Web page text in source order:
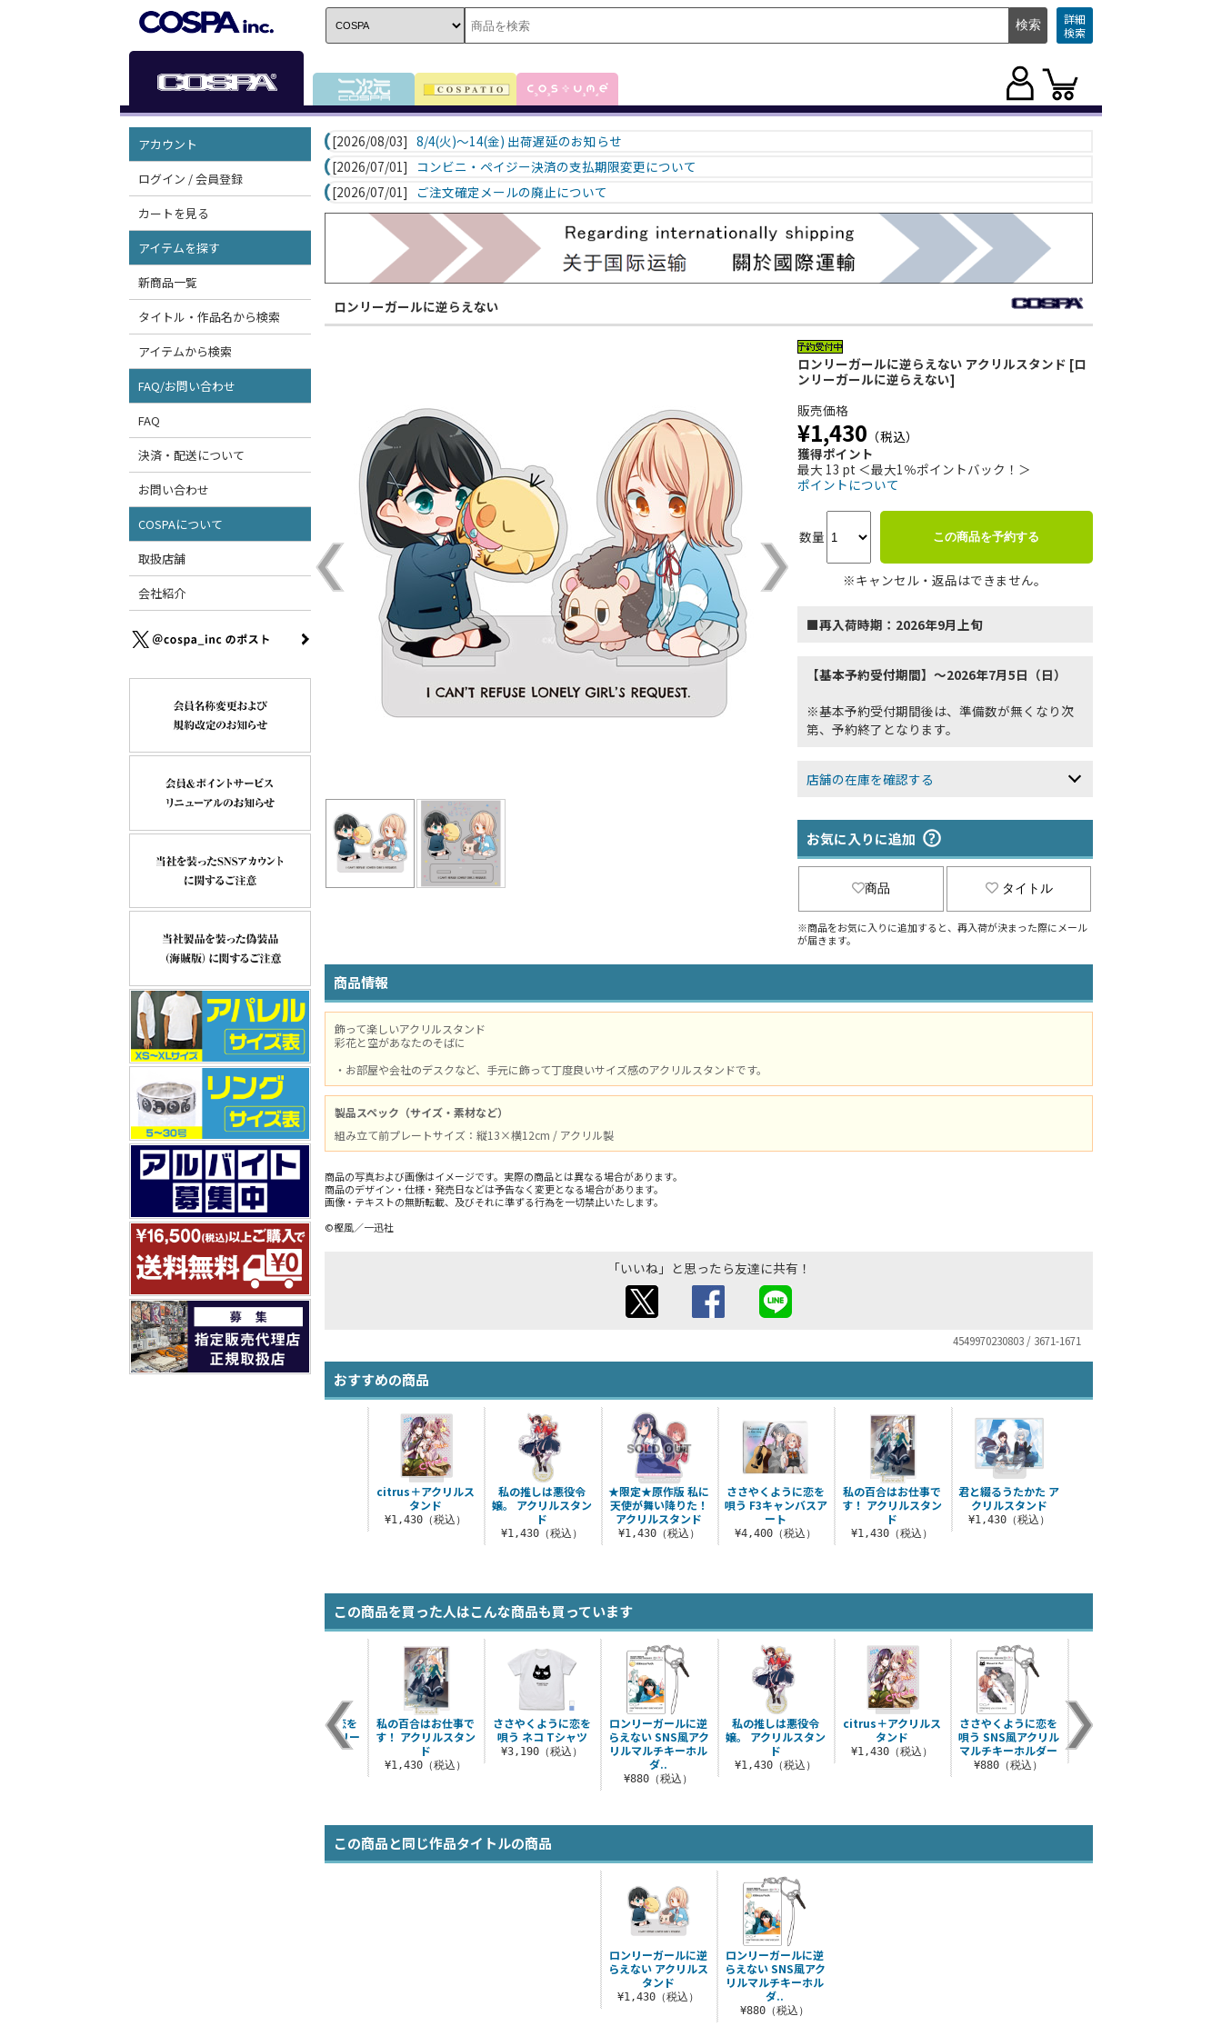
詳細
検索
アカウント
ログイン / 会員登録
カートを見る
アイテムを探す
新商品一覧
タイトル・作品名から検索
アイテムから検索
FAQ/お問い合わせ
FAQ
決済・配送について
お問い合わせ
COSPAについて
取扱店舗
会社紹介
[2026/08/03] 8/4(火)～14(金) 出荷遅延のお知らせ
[2026/07/01]
コンビニ・ペイジー決済の支払期限変更について
[2026/07/01]
ご注文確定メールの廃止について
ロンリーガールに逆らえない
ロンリーガールに逆らえない アクリルスタンド [ロ
ンリーガールに逆らえない]
販売価格
¥1,430 （税込）
獲得ポイント
最大 13 pt ＜最大1％ポイントバック！＞
ポイントについて
数量 この商品を予約する
※キャンセル・返品はできません。
■再入荷時期：2026年9月上旬
【基本予約受付期間】～2026年7月5日（日）
※基本予約受付期間後は、準備数が無くなり次
第、予約終了となります。
店舗の在庫を確認する
お気に入りに追加
商品 タイトル
※商品をお気に入りに追加すると、再入荷が決まった際にメール
が届きます。
商品情報
飾って楽しいアクリルスタンド
彩花と空があなたのそばに
・お部屋や会社のデスクなど、手元に飾って丁度良いサイズ感のアクリルスタンドです。
製品スペック（サイズ・素材など）
組み立て前プレートサイズ：縦13×横12cm / アクリル製
商品の写真および画像はイメージです。実際の商品とは異なる場合があります。
商品のデザイン・仕様・発売日などは予告なく変更となる場合があります。
画像・テキストの無断転載、及びそれに準ずる行為を一切禁止いたします。
©樫風／一迅社
「いいね」と思ったら友達に共有！
4549970230803 / 3671-1671
おすすめの商品
★限定★原作版 私に
天使が舞い降りた！
アクリルスタンド
¥1,430（税込）
ささやくように恋を
唄う F3キャンバスア
ート
¥4,400（税込）
私の百合はお仕事で
す！ アクリルスタン
ド
¥1,430（税込）
君と綴るうたかた ア
クリルスタンド
¥1,430（税込）
citrus＋アクリルス
タンド
¥1,430（税込）
私の推しは悪役令
嬢。 アクリルスタン
ド
¥1,430（税込）
この商品を買った人はこんな商品も買っています
ロンリーガールに逆
らえない SNS風アク
リルマルチキーホル
ダ..
¥880（税込）
私の推しは悪役令
嬢。 アクリルスタン
ド
¥1,430（税込）
citrus＋アクリルス
タンド
¥1,430（税込）
ささやくように恋を
唄う SNS風アクリル
マルチキーホルダー
¥880（税込）
君と綴るうたかた ア
クリルスタンド
ささやくように恋を
唄う B2タペストリー
¥3,190（税込）
私の百合はお仕事で
す！ アクリルスタン
ド
¥1,430（税込）
ささやくように恋を
唄う ネコ Tシャツ
¥3,190（税込）
この商品と同じ作品タイトルの商品
ロンリーガールに逆
らえない アクリルス
タンド
¥1,430（税込）
ロンリーガールに逆
らえない SNS風アク
リルマルチキーホル
ダ..
¥880（税込）